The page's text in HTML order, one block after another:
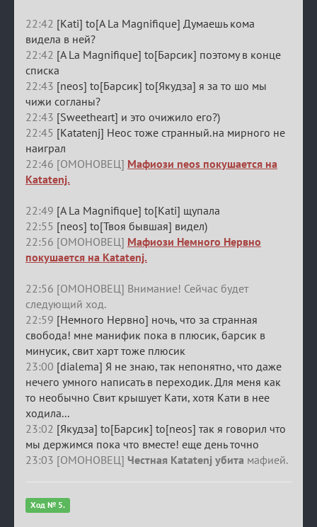
22:42 [Kati] to[A La Magnifique] Думаешь кома
видела в ней?
22:42 [A La Magnifique] to[Барсик] поэтому в конце
списка
22:43 [neos] to[Барсик] to[Якудза] я за то шо мы
чижи согланы?
22:43 [Sweetheart] и это очижило его?)
22:45 [Katatenj] Неос тоже странный.на мирного не
наиграл
22:46 [ОМОНОВЕЦ] Мафиози neos покушается на
Katatenj.
22:49 [A La Magnifique] to[Kati] щупала
22:55 [neos] to[Твоя бывшая] видел)
22:56 [ОМОНОВЕЦ] Мафиози Немного Нервно
покушается на Katatenj.
22:56 [ОМОНОВЕЦ] Внимание! Сейчас будет
следующий ход.
22:59 [Немного Нервно] ночь, что за странная
свобода! мне манифик пока в плюсик, барсик в
минусик, свит харт тоже плюсик
23:00 [dialema] Я не знаю, так непонятно, что даже
нечего умного написать в переходик. Для меня как
то необычно Свит крышует Кати, хотя Кати в нее
ходила...
23:02 [Якудза] to[Барсик] to[neos] так я говорил что
мы держимся пока что вместе! еще день точно
23:03 [ОМОНОВЕЦ] Честная Katatenj убита мафией.
Ход № 5.